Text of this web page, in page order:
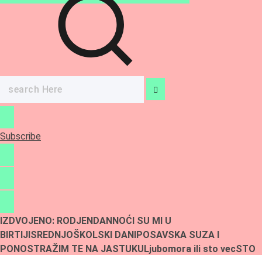
for:
Subscribe
IZDVOJENO: RODJENDANNOĆI SU MI U
BIRTIJISREDNJOŠKOLSKI DANIPOSAVSKA SUZA I
PONOSTRAŽIM TE NA JASTUKULjubomora ili sto vecSTO